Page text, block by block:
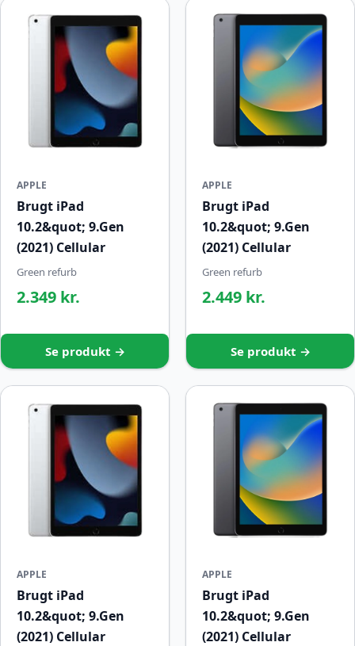
APPLE
Brugt iPad
10.2&quot; 9.Gen
(2021) Cellular
Green refurb
2.349 kr.
Se produkt →
APPLE
Brugt iPad
10.2&quot; 9.Gen
(2021) Cellular
Green refurb
2.449 kr.
Se produkt →
APPLE
Brugt iPad
10.2&quot; 9.Gen
(2021) Cellular
APPLE
Brugt iPad
10.2&quot; 9.Gen
(2021) Cellular